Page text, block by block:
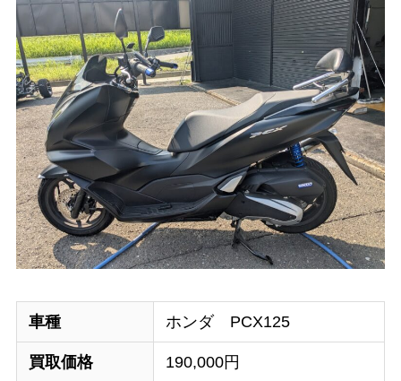
車種 ホンダ PCX125
買取価格 190,000円